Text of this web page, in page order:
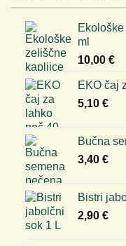
ml
10,00 €
EKO čaj
5,10 €
Bučna
3,40 €
Bistri
2,90 €